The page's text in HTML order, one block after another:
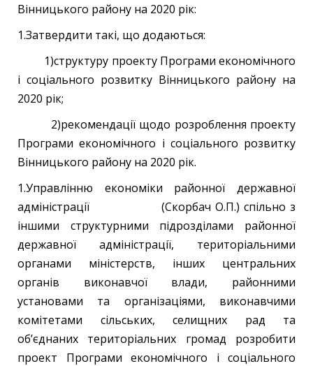
Вінницького району на 2020 рік:
1.Затвердити такі, що додаються:
1)структуру проекту Програми економічного
і соціального розвитку Вінницького району на
2020 рік;
2)рекомендації щодо розроблення проекту
Програми економічного і соціального розвитку
Вінницького району на 2020 рік.
1.Управлінню економіки районної державної
адміністрації (Скорбач О.П.) спільно з
іншими структурними підрозділами районної
державної адміністрації, територіальними
органами міністерств, інших центральних
органів виконавчої влади, районними
установами та організаціями, виконавчими
комітетами сільських, селищних рад та
об’єднаних територіальних громад розробити
проект Програми економічного і соціального